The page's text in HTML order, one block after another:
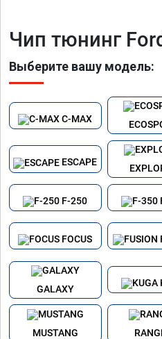
Чип тюнинг
Выберите вашу модель:
C-MAX
ESCAPE
F-250
FOCUS
GALAXY
MUSTANG